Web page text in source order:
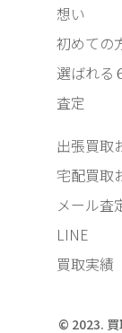
想い
初めての
選ばれる
査定
出張買取
宅配買取
メール査
LINE
買取実績
© 2023.